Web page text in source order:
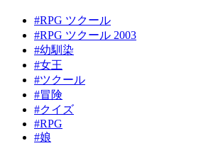
#RPG ツクール
#RPG ツクール 2003
#幼馴染
#女王
#ツクール
#冒険
#クイズ
#RPG
#娘